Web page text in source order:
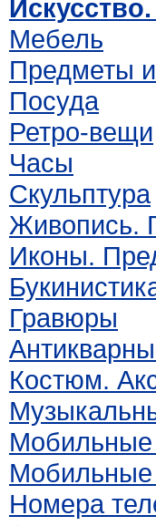
Мебель
Предметы
Посуда
Ретро-вещи
Часы
Скульптура
Живопись.
Иконы.
Гравюры
Костюм.
Номера